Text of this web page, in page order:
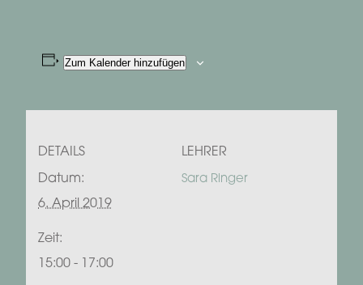
Zum Kalender hinzufügen
DETAILS
Datum:
6. April 2019
Zeit:
15:00 - 17:00
LEHRER
Sara Ringer